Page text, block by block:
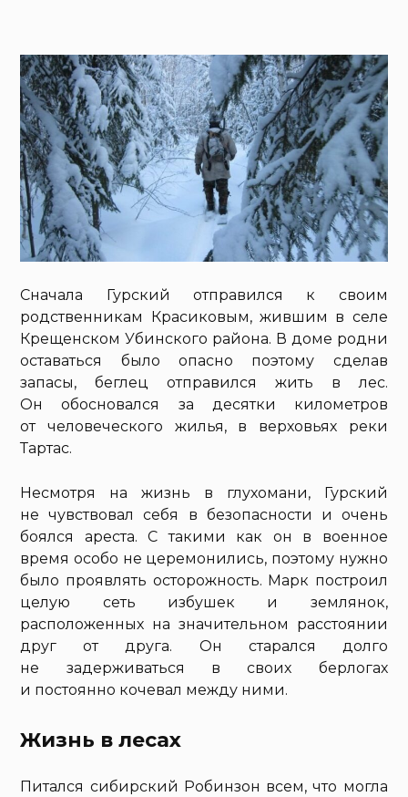
Сначала Гурский отправился к своим
родственникам Красиковым, жившим в селе
Крещенском Убинского района. В доме родни
оставаться было опасно поэтому сделав
запасы, беглец отправился жить в лес.
Он обосновался за десятки километров
от человеческого жилья, в верховьях реки
Тартас.
Несмотря на жизнь в глухомани, Гурский
не чувствовал себя в безопасности и очень
боялся ареста. С такими как он в военное
время особо не церемонились, поэтому нужно
было проявлять осторожность. Марк построил
целую сеть избушек и землянок,
расположенных на значительном расстоянии
друг от друга. Он старался долго
не задерживаться в своих берлогах
и постоянно кочевал между ними.
Жизнь в лесах
Питался сибирский Робинзон всем, что могла